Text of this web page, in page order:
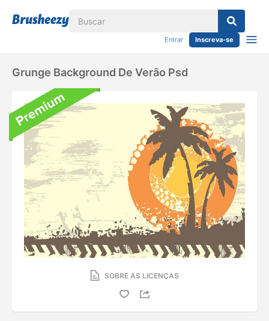
Entrar Inscreva-se
Grunge Background De Verão Psd
SOBRE AS LICENÇAS